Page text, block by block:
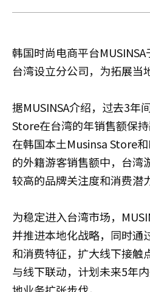
韩国时尚电商平台
台湾设立分公司，为拓展当
据MUSINSA介绍，过去3年
Store在台湾的年销售额保持
在韩国本土Musinsa Store
的外籍游客销售额中，台湾
较高的品牌关注度和消费潜
为稳定进入台湾市场，
并推进本地化战略，同时通
和消费特征，扩大线下接触
与线下联动，计划未来5年